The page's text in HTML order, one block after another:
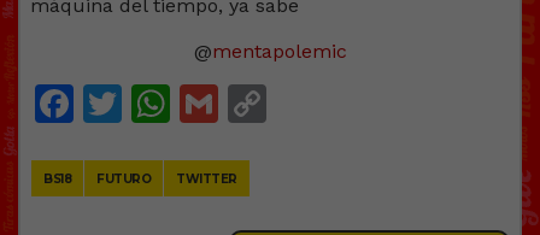
@mentapolemic
Facebook
Twitter
WhatsApp
Gmail
BS18 FUTURO TWITTER